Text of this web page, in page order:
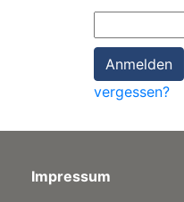
Paper
App
vergessen?
Impressum